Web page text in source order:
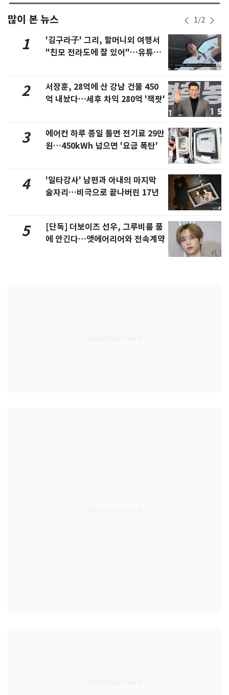
많이 본 뉴스 1/2
1
'김구라子' 그리, 할머니외 여행서
"친모 전라도에 잘 있어"…유튜브
2
서장훈, 28억에 산 강남 건물 450
억 내놨다…세후 차익 280억 '잭팟'
3
에어컨 하루 종일 틀면 전기료 29만
원…450kWh 넘으면 '요금 폭탄'
4
'일타강사' 남편과 아내의 마지막
술자리…비극으로 끝나버린 17년
5
[단독] 더보이즈 선우, 그루비룸 품
에 안긴다…앳에어리어와 전속계약